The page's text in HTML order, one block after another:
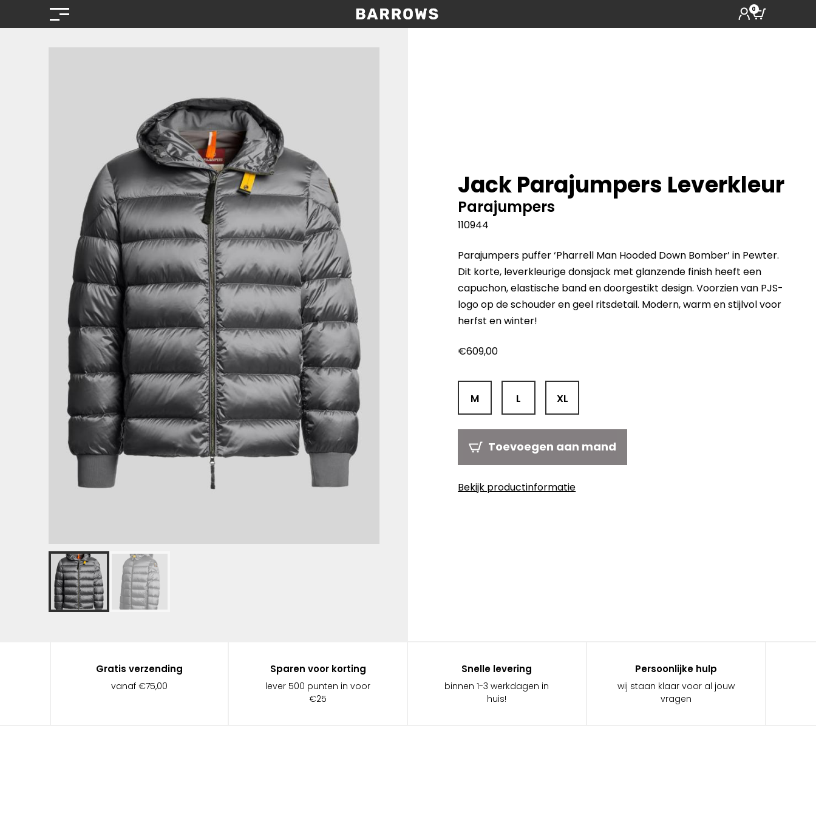
0
Jack Parajumpers Leverkleur
Parajumpers
110944
Parajumpers puffer ‘Pharrell Man Hooded Down Bomber’ in Pewter.
Dit korte, leverkleurige donsjack met glanzende finish heeft een
capuchon, elastische band en doorgestikt design. Voorzien van PJS-
logo op de schouder en geel ritsdetail. Modern, warm en stijlvol voor
herfst en winter!
€609,00
M L XL
Toevoegen aan mand
Bekijk productinformatie
Gratis verzending
vanaf €75,00
Sparen voor korting
lever 500 punten in voor
€25
Snelle levering
binnen 1-3 werkdagen in
huis!
Persoonlijke hulp
wij staan klaar voor al jouw
vragen